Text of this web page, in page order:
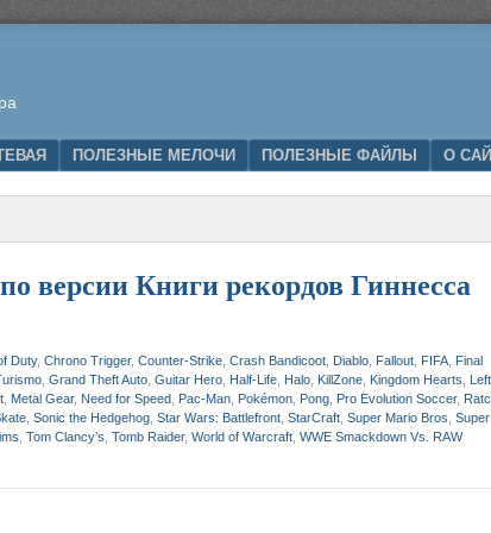
ПОЛЕЗНЫЕ МЕЛОЧИ ПОЛЕЗНЫЕ ФАЙЛЫ О
версии Книги рекордов Гиннесса
Duty, Chrono Trigger, Counter-Strike Crash Bandicoot Diablo Fallout FIFA Final
Grand Theft Auto Guitar Hero Half-Life Halo KillZone Kingdom Hearts
Metal Gear, Need for Speed Pac-Man Pokémon Pong Pro Evolution Soccer,
Sonic the Hedgehog Star Wars: Battlefront StarCraft Super Mario Bros Super
Tom Clancy’s Tomb Raider, World of Warcraft WWE Smackdown Vs. RAW